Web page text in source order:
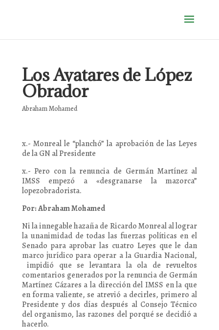
Los Avatares de López
Obrador
Abraham Mohamed
x.- Monreal le “planchó” la aprobación de las Leyes
de la GN al Presidente
x.- Pero con la renuncia de Germán Martínez al
IMSS empezó a «desgranarse la mazorca”
lopezobradorista.
Por: Abraham Mohamed
Ni la innegable hazaña de Ricardo Monreal al lograr
la unanimidad de todas las fuerzas políticas en el
Senado para aprobar las cuatro Leyes que le dan
marco jurídico para operar a la Guardia Nacional,
impidió que se levantara la ola de revueltos
comentarios generados por la renuncia de Germán
Martínez Cázares a la dirección del IMSS en la que
en forma valiente, se atrevió a decirles, primero al
Presidente y dos días después al Consejo Técnico
del organismo, las razones del porqué se decidió a
hacerlo.